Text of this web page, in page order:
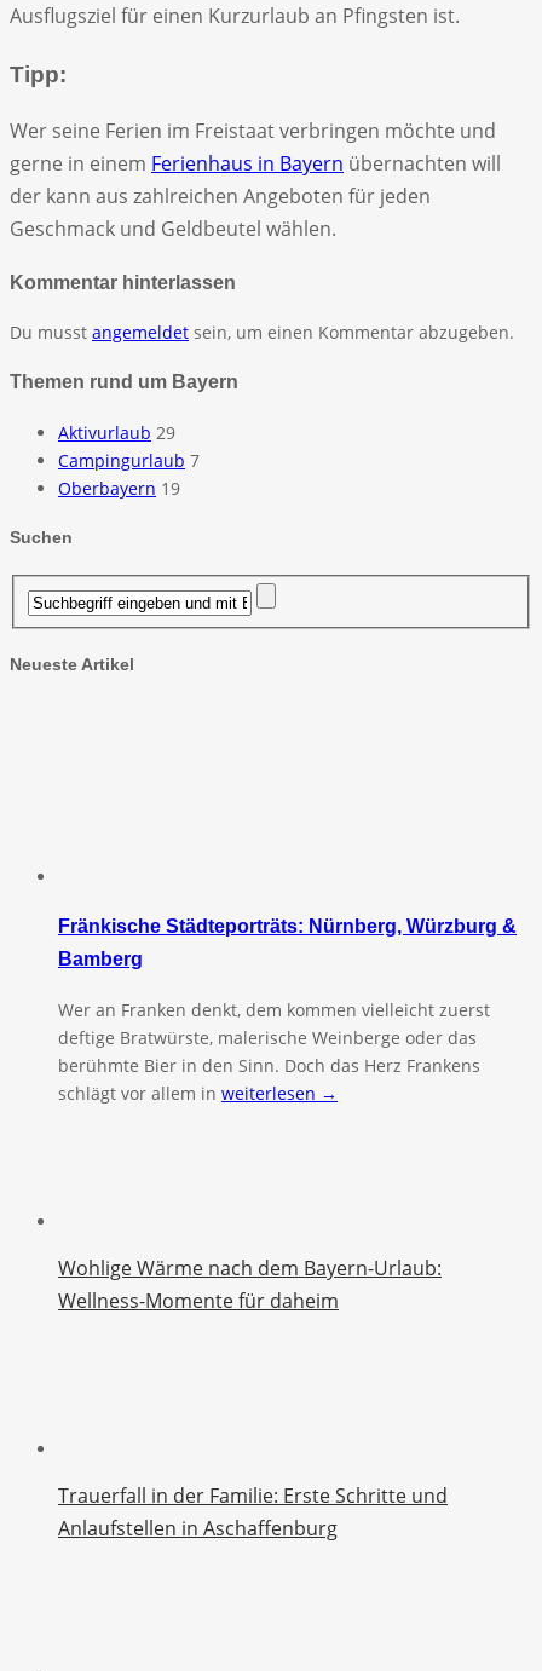
Ausflugsziel für einen Kurzurlaub an Pfingsten ist.
Tipp:
Wer seine Ferien im Freistaat verbringen möchte und
gerne in einem Ferienhaus in Bayern übernachten will
der kann aus zahlreichen Angeboten für jeden
Geschmack und Geldbeutel wählen.
Kommentar hinterlassen
Du musst angemeldet sein, um einen Kommentar abzugeben.
Themen rund um Bayern
Aktivurlaub 29
Campingurlaub 7
Oberbayern 19
Suchen
Neueste Artikel
Fränkische Städteporträts: Nürnberg, Würzburg &
Bamberg
Wer an Franken denkt, dem kommen vielleicht zuerst
deftige Bratwürste, malerische Weinberge oder das
berühmte Bier in den Sinn. Doch das Herz Frankens
schlägt vor allem in weiterlesen →
Wohlige Wärme nach dem Bayern-Urlaub:
Wellness-Momente für daheim
Trauerfall in der Familie: Erste Schritte und
Anlaufstellen in Aschaffenburg